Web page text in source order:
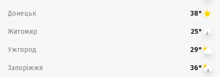
Донецьк 38°
Житомир 25°
Ужгород 29°
Запоріжжя 36°